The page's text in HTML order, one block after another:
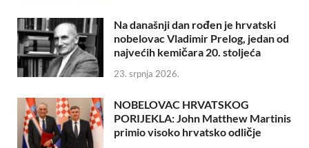
Na današnji dan rođen je hrvatski
nobelovac Vladimir Prelog, jedan od
najvećih kemičara 20. stoljeća
23. srpnja 2026.
NOBELOVAC HRVATSKOG
PORIJEKLA: John Matthew Martinis
primio visoko hrvatsko odličje